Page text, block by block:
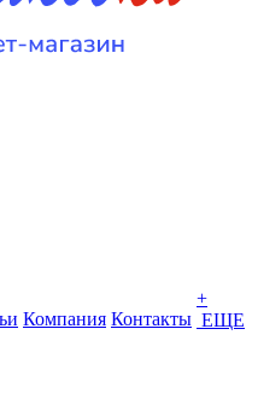
Компания Контакты
+
ЕЩЕ